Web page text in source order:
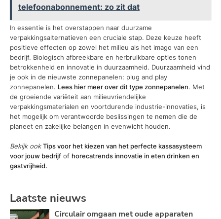
telefoonabonnement: zo zit dat
In essentie is het overstappen naar duurzame
verpakkingsalternatieven een cruciale stap. Deze keuze heeft
positieve effecten op zowel het milieu als het imago van een
bedrijf. Biologisch afbreekbare en herbruikbare opties tonen
betrokkenheid en innovatie in duurzaamheid. Duurzaamheid vind
je ook in de nieuwste zonnepanelen: plug and play
zonnepanelen. Lees hier meer over dit type zonnepanelen. Met
de groeiende variëteit aan milieuvriendelijke
verpakkingsmaterialen en voortdurende industrie-innovaties, is
het mogelijk om verantwoorde beslissingen te nemen die de
planeet en zakelijke belangen in evenwicht houden.
Bekijk ookTips voor het kiezen van het perfecte kassasysteem
voor jouw bedrijf of horecatrends innovatie in eten drinken en
gastvrijheid.
Laatste nieuws
Circulair omgaan met oude apparaten